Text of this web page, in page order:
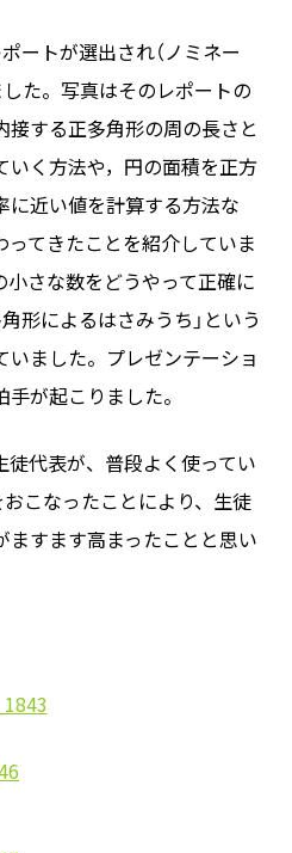
ートが選出され（ノミネー
した。写真はそのレポートの
接する正多角形の周の長さと
いく方法や，円の面積を正方
近い値を計算する方法な
ってきたことを紹介していま
さな数をどうやって正確に
形によるはさみうち」という
ました。プレゼンテーショ
が起こりました。
代表が、普段よく使ってい
こなったことにより、生徒
すます高まったことと思い